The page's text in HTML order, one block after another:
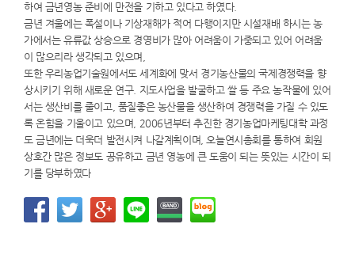
하여 금년영농 준비에 만전을 기하고 있다고 하였다.
금년 겨울에는 폭설이나 기상재해가 적어 다행이지만 시설재배 하시는 농
가에서는 유류값 상승으로 경영비가 많아 어려움이 가중되고 있어 어려움
이 많으리라 생각되고 있으며,
또한 우리농업기술원에서도 세계화에 맞서 경기농산물의 국제경쟁력을 향
상시키기 위해 새로운 연구. 지도사업을 발굴하고 쌀 등 주요 농작물에 있어
서는 생산비를 줄이고, 품질좋은 농산물을 생산하여 경쟁력을 가질 수 있도
록 온힘을 기울이고 있으며, 2006년부터 추진한 경기농업마케팅대학 과정
도 금년에는 더욱더 발전시켜 나갈계획이며, 오늘연시총회를 통하여 회원
상호간 많은 정보도 공유하고 금년 영농에 큰 도움이 되는 뜻있는 시간이 되
기를 당부하였다